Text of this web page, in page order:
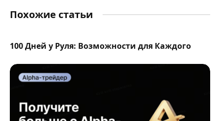
Похожие статьи
100 Дней у Руля: Возможности для Каждого